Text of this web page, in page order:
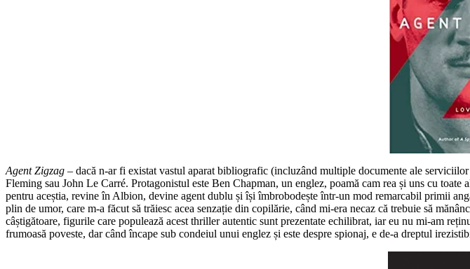
Agent Zigzag – dacă n-ar fi existat vastul aparat bibliografic (incluzând multiple documente ale
Fleming sau John Le Carré. Protagonistul este Ben Chapman, un englez, poamă cam rea și uns cu
pentru aceștia, revine în Albion, devine agent dublu și își îmbrobodește într-un mod remarcabil primii
plin de umor, care m-a făcut să trăiesc acea senzație din copilărie, când mi-era necaz că trebuie să
câștigătoare, figurile care populează acest thriller autentic sunt prezentate echilibrat, iar eu nu mi-am
frumoasă poveste, dar când încape sub condeiul unui englez și este despre spionaj, e de-a dreptul